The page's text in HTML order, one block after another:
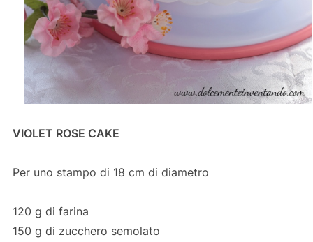
VIOLET ROSE CAKE
Per uno stampo di 18 cm di diametro
120 g di farina
150 g di zucchero semolato